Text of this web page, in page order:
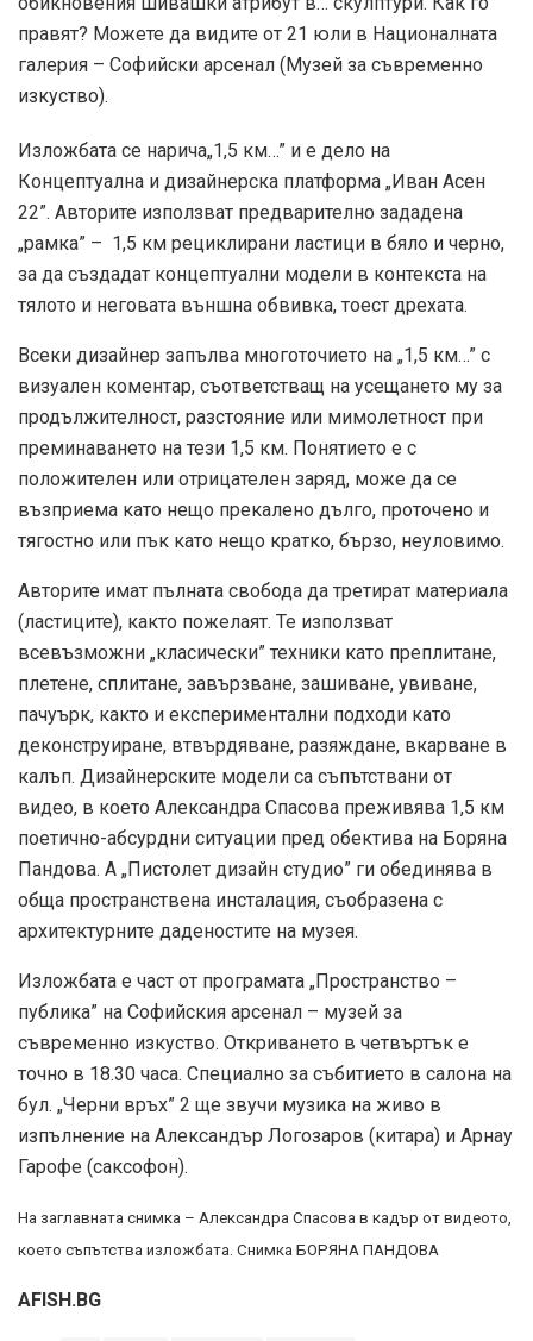
правят? Можете да видите от 21 юли в Националната
галерия – Софийски арсенал (Музей за съвременно
изкуство).
Изложбата се нарича„1,5 км…” и е дело на
Концептуална и дизайнерска платформа „Иван Асен
22”. Авторите използват предварително зададена
„рамка” – 1,5 км рециклирани ластици в бяло и черно,
за да създадат концептуални модели в контекста на
тялото и неговата външна обвивка, тоест дрехата.
Всеки дизайнер запълва многоточието на „1,5 км…” с
визуален коментар, съответстващ на усещането му за
продължителност, разстояние или мимолетност при
преминаването на тези 1,5 км. Понятието е с
положителен или отрицателен заряд, може да се
възприема като нещо прекалено дълго, проточено и
тягостно или пък като нещо кратко, бързо, неуловимо.
Авторите имат пълната свобода да третират материала
(ластиците), както пожелаят. Те използват
всевъзможни „класически” техники като преплитане,
плетене, сплитане, завързване, зашиване, увиване,
пачуърк, както и експериментални подходи като
деконструиране, втвърдяване, разяждане, вкарване в
калъп. Дизайнерските модели са съпътствани от
видео, в което Александра Спасова преживява 1,5 км
поетично-абсурдни ситуации пред обектива на Боряна
Пандова. А „Пистолет дизайн студио” ги обединява в
обща пространствена инсталация, съобразена с
архитектурните даденостите на музея.
Изложбата е част от програмата „Пространство –
публика” на Софийския арсенал – музей за
съвременно изкуство. Откриването в четвъртък е
точно в 18.30 часа. Специално за събитието в салона на
бул. „Черни връх” 2 ще звучи музика на живо в
изпълнение на Александър Логозаров (китара) и Арнау
Гарофе (саксофон).
На заглавната снимка – Александра Спасова в кадър от видеото,
което съпътства изложбата. Снимка БОРЯНА ПАНДОВА
AFISH.BG